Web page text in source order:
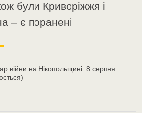
були Криворіжжя і
– є поранені
війни на Нікопольщині: 8 серпня